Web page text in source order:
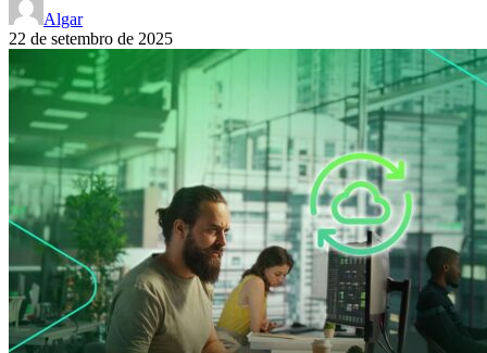
Algar
22 de setembro de 2025